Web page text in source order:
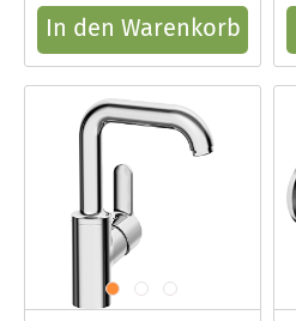
In den Warenkorb